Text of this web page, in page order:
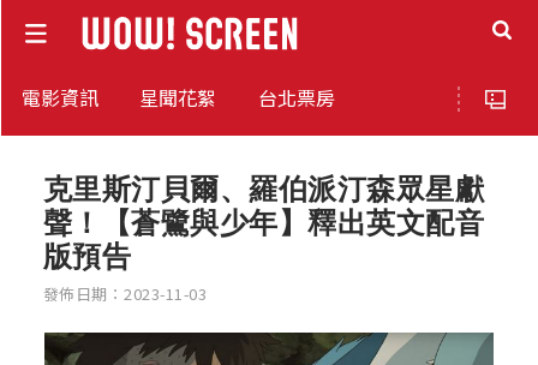
電影資訊 星聞花絮 台北票房
克里斯汀貝爾、羅伯派汀森眾星獻
聲！【蒼鷺與少年】釋出英文配音
版預告
發佈日期：2023-11-03